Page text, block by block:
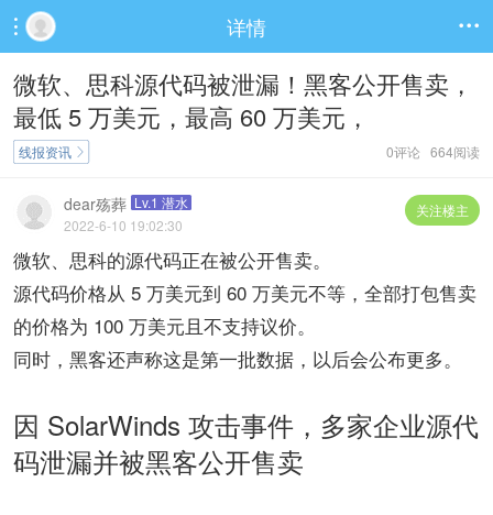
 详情 
微软、思科源代码被泄漏！黑客公开售卖，
最低 5 万美元，最高 60 万美元，
0评论 664阅读
线报资讯 
关注楼主
dear殇葬 Lv.1 潜水
2022-6-10 19:02:30
微软、思科的源代码正在被公开售卖。
源代码价格从 5 万美元到 60 万美元不等，全部打包售卖
的价格为 100 万美元且不支持议价。
同时，黑客还声称这是第一批数据，以后会公布更多。
因 SolarWinds 攻击事件，多家企业源代
码泄漏并被黑客公开售卖